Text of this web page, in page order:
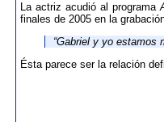
La actriz acudió al programa
finales de 2005 en la
“Gabriel y yo estamos
Ésta parece ser la relación